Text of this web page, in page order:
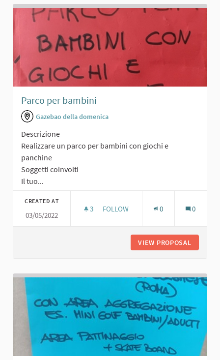
Parco per bambini
Gazebao della domenica
Descrizione
Realizzare un parco per bambini con giochi e
panchine
Soggetti coinvolti
Il tuo...
CREATED AT
03/05/2022
3 3 FOLLOWERS
FOLLOW 0 0
VIEW PROPOSAL